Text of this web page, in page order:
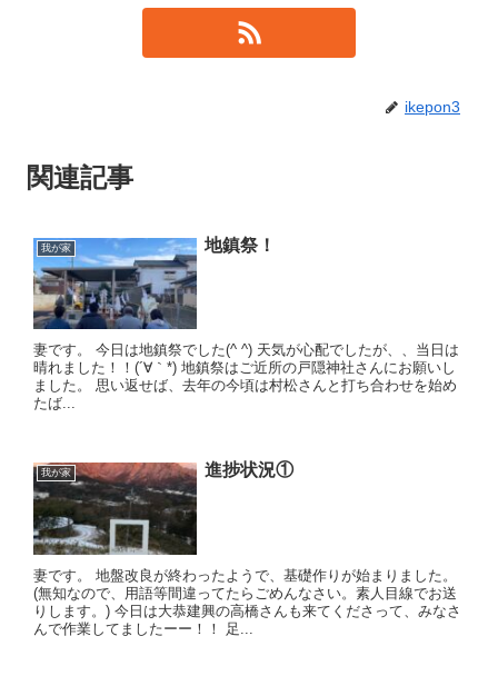
ikepon3
関連記事
我が家 地鎮祭！
妻です。 今日は地鎮祭でした(^ ^) 天気が心配でしたが、、当日は
晴れました！！(´∀｀*) 地鎮祭はご近所の戸隠神社さんにお願いし
ました。 思い返せば、去年の今頃は村松さんと打ち合わせを始め
たば...
我が家 進捗状況①
妻です。 地盤改良が終わったようで、基礎作りが始まりました。
(無知なので、用語等間違ってたらごめんなさい。素人目線でお送
りします。) 今日は大恭建興の高橋さんも来てくださって、みなさ
んで作業してましたーー！！ 足...